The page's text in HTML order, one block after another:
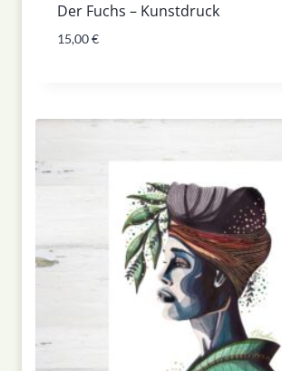
Der Fuchs – Kunstdruck
15,00€